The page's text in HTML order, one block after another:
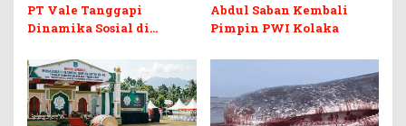
PT Vale Tanggapi
Dinamika Sosial di
Abdul Saban Kembali
Pimpin PWI Kolaka